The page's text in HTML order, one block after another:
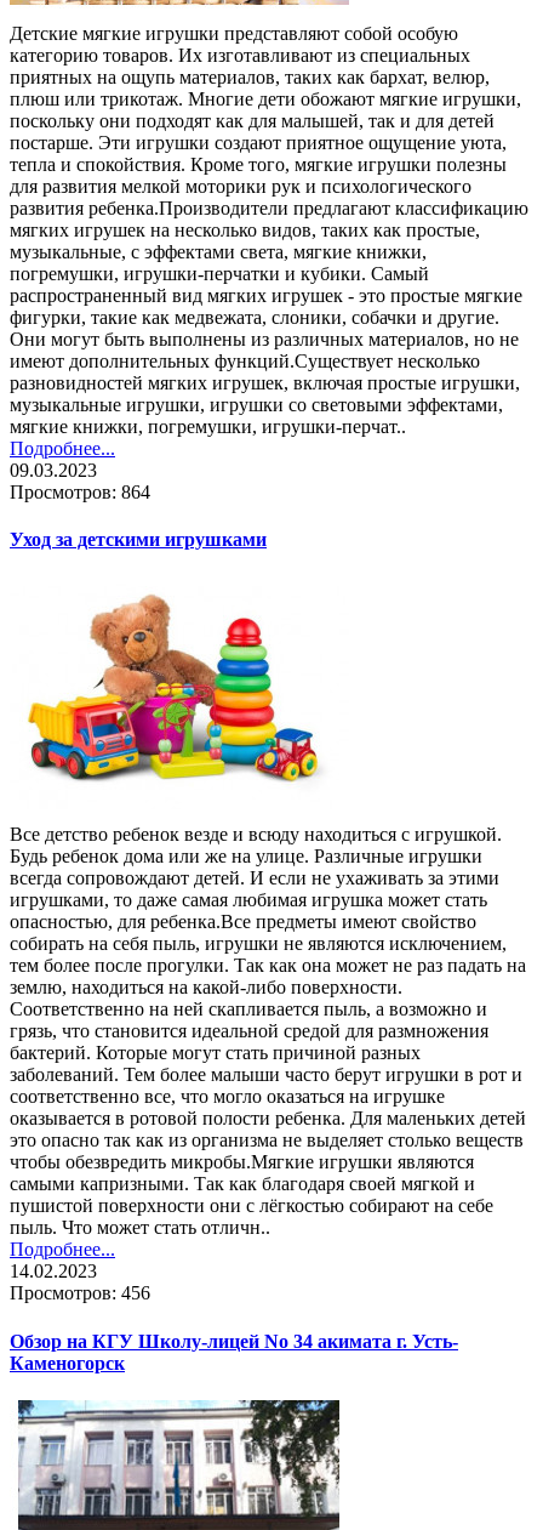
Детские мягкие игрушки представляют собой особую
категорию товаров. Их изготавливают из специальных
приятных на ощупь материалов, таких как бархат, велюр,
плюш или трикотаж. Многие дети обожают мягкие игрушки,
поскольку они подходят как для малышей, так и для детей
постарше. Эти игрушки создают приятное ощущение уюта,
тепла и спокойствия. Кроме того, мягкие игрушки полезны
для развития мелкой моторики рук и психологического
развития ребенка.Производители предлагают классификацию
мягких игрушек на несколько видов, таких как простые,
музыкальные, с эффектами света, мягкие книжки,
погремушки, игрушки-перчатки и кубики. Самый
распространенный вид мягких игрушек - это простые мягкие
фигурки, такие как медвежата, слоники, собачки и другие.
Они могут быть выполнены из различных материалов, но не
имеют дополнительных функций.Существует несколько
разновидностей мягких игрушек, включая простые игрушки,
музыкальные игрушки, игрушки со световыми эффектами,
мягкие книжки, погремушки, игрушки-перчат..
Подробнее...
09.03.2023
Просмотров: 864
Уход за детскими игрушками
Все детство ребенок везде и всюду находиться с игрушкой.
Будь ребенок дома или же на улице. Различные игрушки
всегда сопровождают детей. И если не ухаживать за этими
игрушками, то даже самая любимая игрушка может стать
опасностью, для ребенка.Все предметы имеют свойство
собирать на себя пыль, игрушки не являются исключением,
тем более после прогулки. Так как она может не раз падать на
землю, находиться на какой-либо поверхности.
Соответственно на ней скапливается пыль, а возможно и
грязь, что становится идеальной средой для размножения
бактерий. Которые могут стать причиной разных
заболеваний. Тем более малыши часто берут игрушки в рот и
соответственно все, что могло оказаться на игрушке
оказывается в ротовой полости ребенка. Для маленьких детей
это опасно так как из организма не выделяет столько веществ
чтобы обезвредить микробы.Мягкие игрушки являются
самыми капризными. Так как благодаря своей мягкой и
пушистой поверхности они с лёгкостью собирают на себе
пыль. Что может стать отличн..
Подробнее...
14.02.2023
Просмотров: 456
Обзор на КГУ Школу-лицей No 34 акимата г. Усть-
Каменогорск